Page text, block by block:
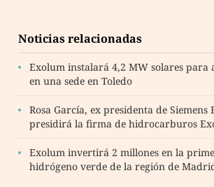
Noticias relacionadas
Exolum instalará 4,2 MW solares para
en una sede en Toledo
Rosa García, ex presidenta de Siemens
presidirá la firma de hidrocarburos
Exolum invertirá 2 millones en la
hidrógeno verde de la región de